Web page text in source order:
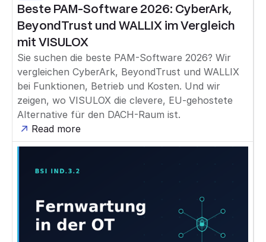
Beste PAM-Software 2026: CyberArk,
BeyondTrust und WALLIX im Vergleich
mit VISULOX
Sie suchen die beste PAM-Software 2026? Wir
vergleichen CyberArk, BeyondTrust und WALLIX
bei Funktionen, Betrieb und Kosten. Und wir
zeigen, wo VISULOX die clevere, EU-gehostete
Alternative für den DACH-Raum ist.
Read more